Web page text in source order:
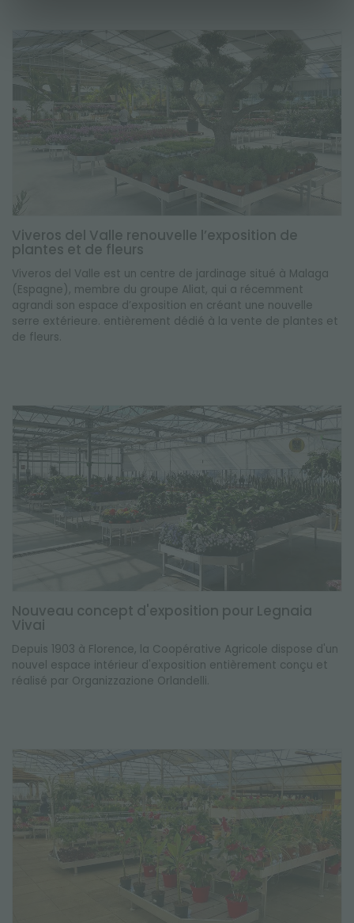
Viveros del Valle renouvelle l’exposition de
plantes et de fleurs
Viveros del Valle est un centre de jardinage situé à Malaga
(Espagne), membre du groupe Aliat, qui a récemment
agrandi son espace d’exposition en créant une nouvelle
serre extérieure. entièrement dédié à la vente de plantes et
de fleurs.
Nouveau concept d'exposition pour Legnaia
Vivai
Depuis 1903 à Florence, la Coopérative Agricole dispose d'un
nouvel espace intérieur d'exposition entièrement conçu et
réalisé par Organizzazione Orlandelli.